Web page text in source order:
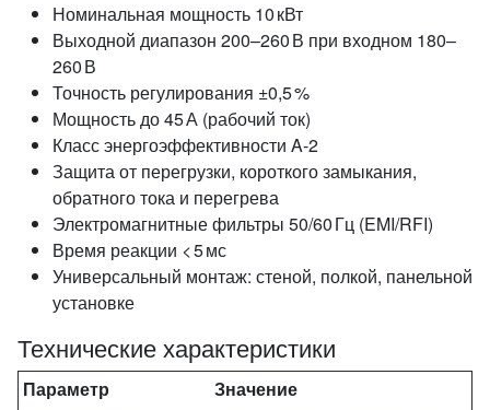
Номинальная мощность 10 кВт
Выходной диапазон 200–260 В при входном 180–
260 В
Точность регулирования ±0,5 %
Мощность до 45 А (рабочий ток)
Класс энергоэффективности A‑2
Защита от перегрузки, короткого замыкания,
обратного тока и перегрева
Электромагнитные фильтры 50/60 Гц (EMI/RFI)
Время реакции < 5 мс
Универсальный монтаж: стеной, полкой, панельной
установке
Технические характеристики
Параметр
Значение